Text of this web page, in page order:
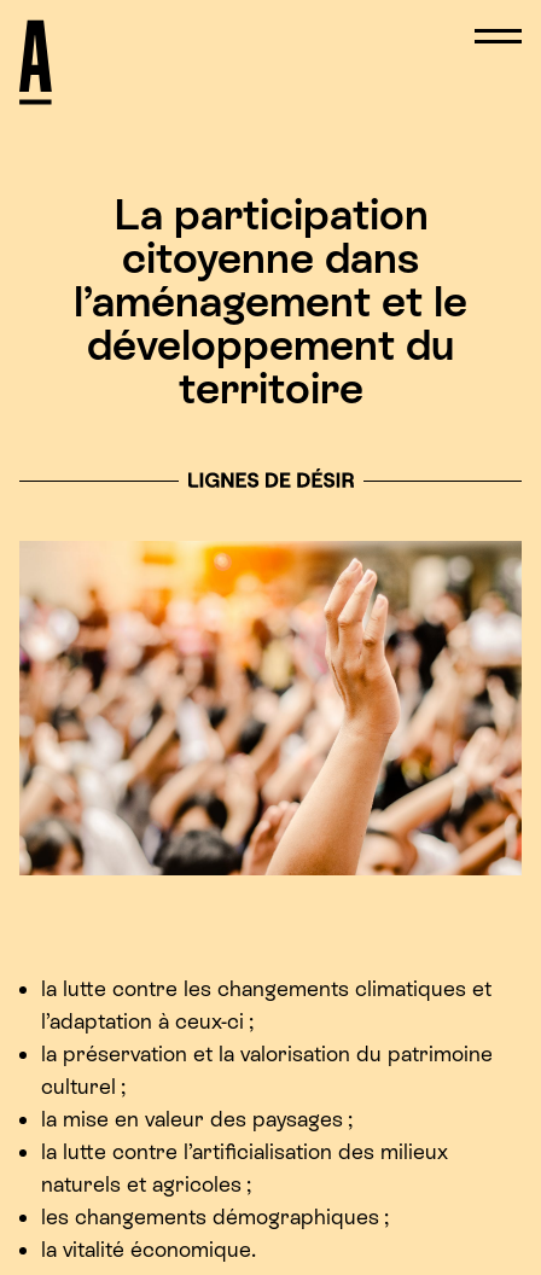
La participation
citoyenne dans
l’aménagement et le
développement du
territoire
la lutte contre les changements climatiques et
l’adaptation à ceux-ci ;
la préservation et la valorisation du patrimoine
culturel ;
la mise en valeur des paysages ;
la lutte contre l’artificialisation des milieux
naturels et agricoles ;
les changements démographiques ;
la vitalité économique.